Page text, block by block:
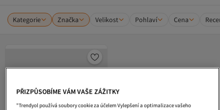
Kategorie Značka Velikost Pohlaví Cena
PŘIZPŮSOBÍME VÁM VAŠE ZÁŽITKY
"Trendyol používá soubory cookie za účelem Vylepšení a optimalizace vašeho